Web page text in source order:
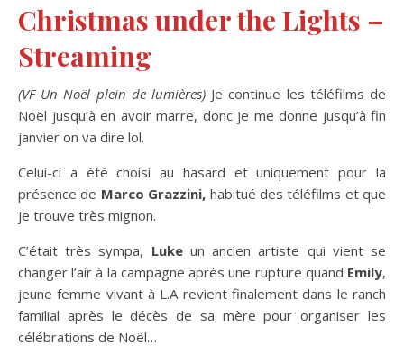
Christmas under the Lights –
Streaming
(VF Un Noël plein de lumières) Je continue les téléfilms de
Noël jusqu’à en avoir marre, donc je me donne jusqu’à fin
janvier on va dire lol.
Celui-ci a été choisi au hasard et uniquement pour la
présence de Marco Grazzini, habitué des téléfilms et que
je trouve très mignon.
C’était très sympa, Lukeun ancien artiste qui vient se
changer l’air à la campagne après une rupture quand Emily,
jeune femme vivant à L.A revient finalement dans le ranch
familial après le décès de sa mère pour organiser les
célébrations de Noël…